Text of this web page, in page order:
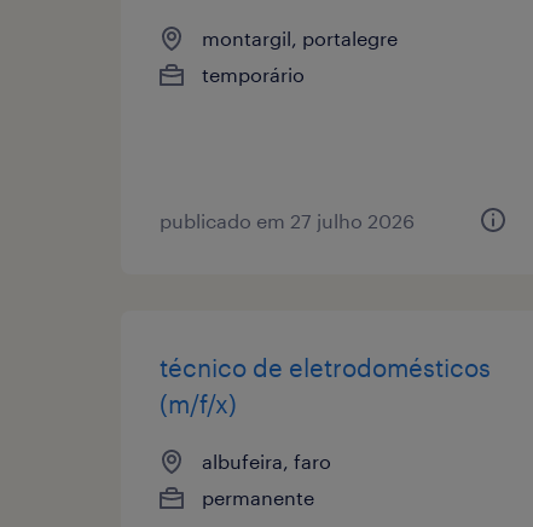
montargil, portalegre
temporário
publicado em 27 julho 2026
técnico de eletrodomésticos
(m/f/x)
albufeira, faro
permanente